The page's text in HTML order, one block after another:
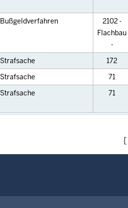
Bußgeldverfahren
2102 -
Flachbau
-
Strafsache 172
Strafsache 71
Strafsache 71
[